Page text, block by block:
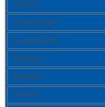
Sockel:
Technologie:
Lampenform:
Halogen:
Krypton:
Xenon: